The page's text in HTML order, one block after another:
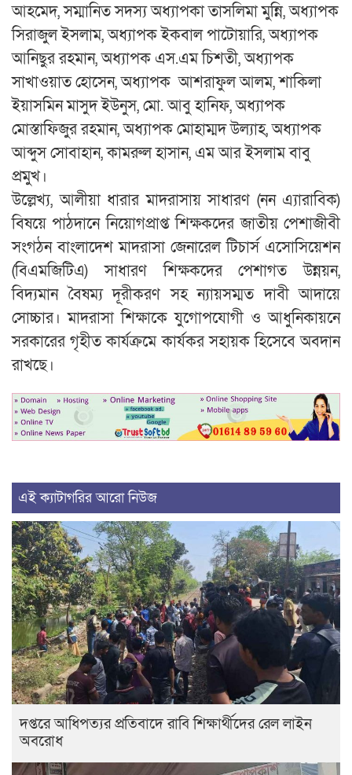
আহমেদ, সম্মানিত সদস্য অধ্যাপকা তাসলিমা মুন্নি, অধ্যাপক
সিরাজুল ইসলাম, অধ্যাপক ইকবাল পাটোয়ারি, অধ্যাপক
আনিছুর রহমান, অধ্যাপক এস.এম চিশতী, অধ্যাপক
সাখাওয়াত হোসেন, অধ্যাপক আশরাফুল আলম, শাকিলা
ইয়াসমিন মাসুদ ইউনুস, মো. আবু হানিফ, অধ্যাপক
মোস্তাফিজুর রহমান, অধ্যাপক মোহাম্মদ উল্যাহ, অধ্যাপক
আব্দুস সোবাহান, কামরুল হাসান, এম আর ইসলাম বাবু
প্রমুখ।
উল্লেখ্য, আলীয়া ধারার মাদরাসায় সাধারণ (নন এ্যারাবিক)
বিষয়ে পাঠদানে নিয়োগপ্রাপ্ত শিক্ষকদের জাতীয় পেশাজীবী
সংগঠন বাংলাদেশ মাদরাসা জেনারেল টিচার্স এসোসিয়েশন
(বিএমজিটিএ) সাধারণ শিক্ষকদের পেশাগত উন্নয়ন,
বিদ্যমান বৈষম্য দূরীকরণ সহ ন্যায়সম্মত দাবী আদায়ে
সোচ্চার। মাদরাসা শিক্ষাকে যুগোপযোগী ও আধুনিকায়নে
সরকারের গৃহীত কার্যক্রমে কার্যকর সহায়ক হিসেবে অবদান
রাখছে।
এই ক্যাটাগরির আরো নিউজ
দপ্তরে আধিপত্যর প্রতিবাদে রাবি শিক্ষার্থীদের রেল লাইন
অবরোধ